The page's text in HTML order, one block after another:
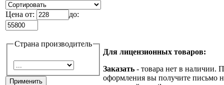
Цена от: до:
Страна производитель
Для лицензионных товаров:
Заказать - товара нет в наличии.
оформления вы получите письмо